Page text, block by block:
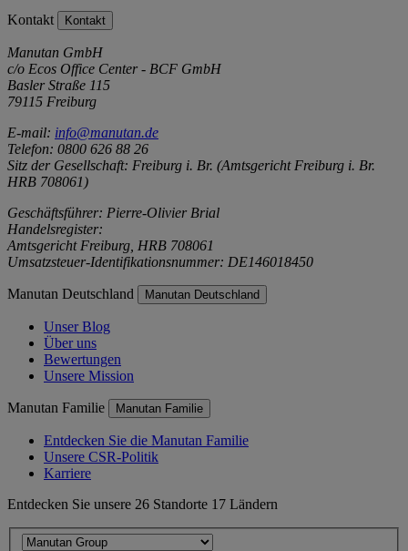
Kontakt Kontakt
Manutan GmbH
c/o Ecos Office Center - BCF GmbH
Basler Straße 115
79115 Freiburg
E-mail: info@manutan.de
Telefon: 0800 626 88 26
Sitz der Gesellschaft: Freiburg i. Br. (Amtsgericht Freiburg i. Br.
HRB 708061)
Geschäftsführer: Pierre-Olivier Brial
Handelsregister:
Amtsgericht Freiburg, HRB 708061
Umsatzsteuer-Identifikationsnummer: DE146018450
Manutan Deutschland Manutan Deutschland
Unser Blog
Über uns
Bewertungen
Unsere Mission
Manutan Familie Manutan Familie
Entdecken Sie die Manutan Familie
Unsere CSR-Politik
Karriere
Entdecken Sie unsere 26 Standorte 17 Ländern